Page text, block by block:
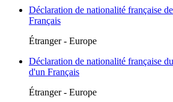
Déclaration de nationalité française
Français
Étranger - Europe
Déclaration de nationalité française
d'un Français
Étranger - Europe